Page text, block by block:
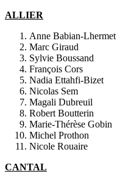
ALLIER
Anne Babian-Lhermet
Marc Giraud
Sylvie Boussand
François Cors
Nadia Ettahfi-Bizet
Nicolas Sem
Magali Dubreuil
Robert Boutterin
Marie-Thérèse Gobin
Michel Prothon
Nicole Rouaire
CANTAL